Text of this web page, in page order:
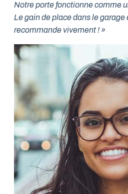
Notre porte fonctionne comme
Le gain de place dans le
recommande vivement ! »